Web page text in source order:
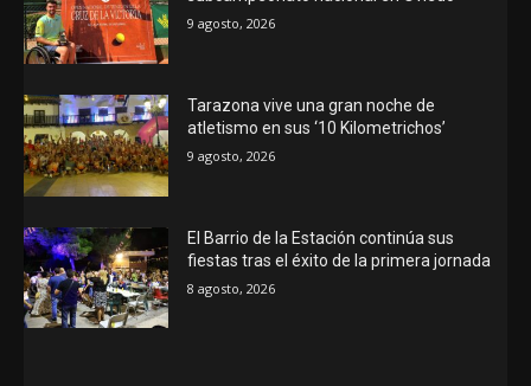
9 agosto, 2026
Tarazona vive una gran noche de
atletismo en sus ‘10 Kilometrichos’
9 agosto, 2026
El Barrio de la Estación continúa sus
fiestas tras el éxito de la primera jornada
8 agosto, 2026